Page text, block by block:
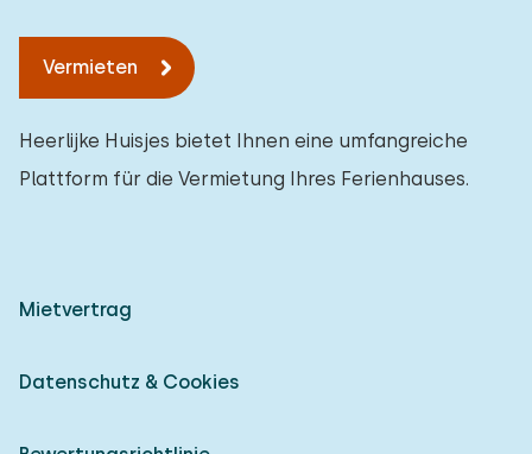
Vermieten
Heerlijke Huisjes bietet Ihnen eine umfangreiche
Plattform für die Vermietung Ihres Ferienhauses.
Mietvertrag
Datenschutz & Cookies